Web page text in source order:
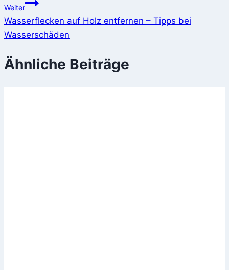
Weiter
Wasserflecken auf Holz entfernen – Tipps bei
Wasserschäden
Ähnliche Beiträge